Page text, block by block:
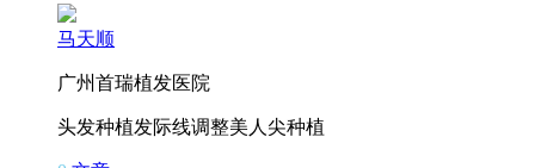
马天顺
广州首瑞植发医院
头发种植发际线调整美人尖种植